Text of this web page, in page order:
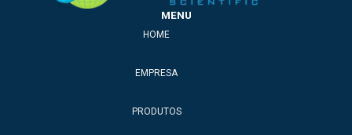
Simulador médico para estudo
Simulador médico para faculdades
Simulador médico para laboratórios
MENU
HOME
EMPRESA
PRODUTOS